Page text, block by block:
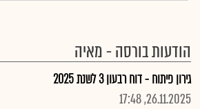
הודעות בורסה - מאיה
גירון פיתוח - דוח רבעון 3 לשנת 2025
26.11.2025, 17:48